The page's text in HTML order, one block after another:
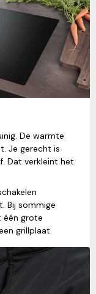
De warmte
Je gerecht is
Dat verkleint het
Bij sommige
één grote
grillplaat.